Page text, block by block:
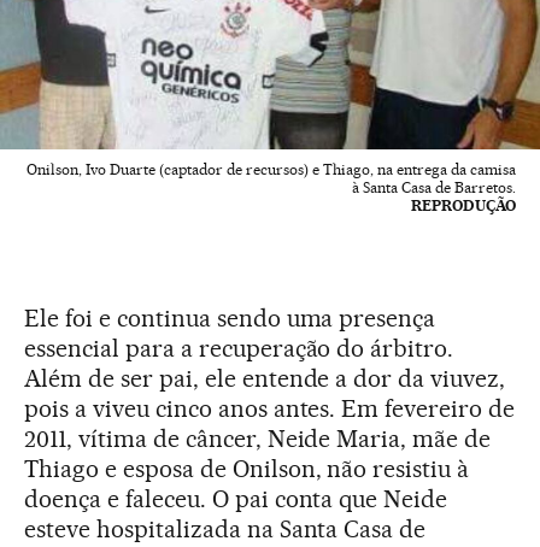
Onilson, Ivo Duarte (captador de recursos) e Thiago, na entrega da camisa
à Santa Casa de Barretos.
REPRODUÇÃO
Ele foi e continua sendo uma presença
essencial para a recuperação do árbitro.
Além de ser pai, ele entende a dor da viuvez,
pois a viveu cinco anos antes. Em fevereiro de
2011, vítima de câncer, Neide Maria, mãe de
Thiago e esposa de Onilson, não resistiu à
doença e faleceu. O pai conta que Neide
esteve hospitalizada na Santa Casa de